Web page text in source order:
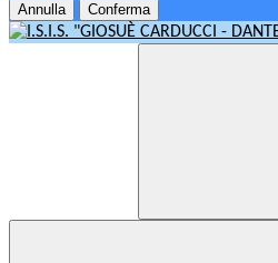
Annulla Conferma